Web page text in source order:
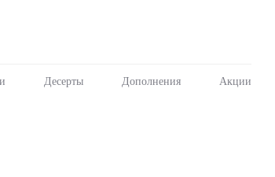
Десерты Дополнения Акции